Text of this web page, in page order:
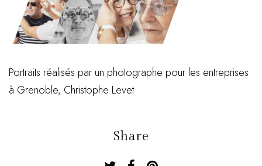
Portraits réalisés par un photographe pour les entreprises
à Grenoble, Christophe Levet
Share